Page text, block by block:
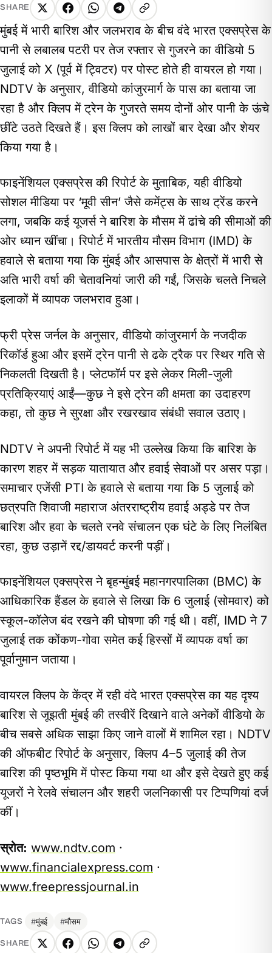
SHARE
X FacebookWhatsApp
Telegram
Copy
link
मुंबई में भारी बारिश और जलभराव के बीच वंदे भारत एक्सप्रेस के
पानी से लबालब पटरी पर तेज रफ्तार से गुजरने का वीडियो 5
जुलाई को X (पूर्व में ट्विटर) पर पोस्ट होते ही वायरल हो गया।
NDTV के अनुसार, वीडियो कांजुरमार्ग के पास का बताया जा
रहा है और क्लिप में ट्रेन के गुजरते समय दोनों ओर पानी के ऊंचे
छींटे उठते दिखते हैं। इस क्लिप को लाखों बार देखा और शेयर
किया गया है।
फाइनेंशियल एक्सप्रेस की रिपोर्ट के मुताबिक, यही वीडियो
सोशल मीडिया पर ‘मूवी सीन’ जैसे कमेंट्स के साथ ट्रेंड करने
लगा, जबकि कई यूजर्स ने बारिश के मौसम में ढांचे की सीमाओं की
ओर ध्यान खींचा। रिपोर्ट में भारतीय मौसम विभाग (IMD) के
हवाले से बताया गया कि मुंबई और आसपास के क्षेत्रों में भारी से
अति भारी वर्षा की चेतावनियां जारी की गईं, जिसके चलते निचले
इलाकों में व्यापक जलभराव हुआ।
फ्री प्रेस जर्नल के अनुसार, वीडियो कांजुरमार्ग के नजदीक
रिकॉर्ड हुआ और इसमें ट्रेन पानी से ढके ट्रैक पर स्थिर गति से
निकलती दिखती है। प्लेटफॉर्म पर इसे लेकर मिली-जुली
प्रतिक्रियाएं आईं—कुछ ने इसे ट्रेन की क्षमता का उदाहरण
कहा, तो कुछ ने सुरक्षा और रखरखाव संबंधी सवाल उठाए।
NDTV ने अपनी रिपोर्ट में यह भी उल्लेख किया कि बारिश के
कारण शहर में सड़क यातायात और हवाई सेवाओं पर असर पड़ा।
समाचार एजेंसी PTI के हवाले से बताया गया कि 5 जुलाई को
छत्रपति शिवाजी महाराज अंतरराष्ट्रीय हवाई अड्डे पर तेज
बारिश और हवा के चलते रनवे संचालन एक घंटे के लिए निलंबित
रहा, कुछ उड़ानें रद्द/डायवर्ट करनी पड़ीं।
फाइनेंशियल एक्सप्रेस ने बृहन्मुंबई महानगरपालिका (BMC) के
आधिकारिक हैंडल के हवाले से लिखा कि 6 जुलाई (सोमवार) को
स्कूल-कॉलेज बंद रखने की घोषणा की गई थी। वहीं, IMD ने 7
जुलाई तक कोंकण-गोवा समेत कई हिस्सों में व्यापक वर्षा का
पूर्वानुमान जताया।
वायरल क्लिप के केंद्र में रही वंदे भारत एक्सप्रेस का यह दृश्य
बारिश से जूझती मुंबई की तस्वीरें दिखाने वाले अनेकों वीडियो के
बीच सबसे अधिक साझा किए जाने वालों में शामिल रहा। NDTV
की ऑफबीट रिपोर्ट के अनुसार, क्लिप 4–5 जुलाई की तेज
बारिश की पृष्ठभूमि में पोस्ट किया गया था और इसे देखते हुए कई
यूजरों ने रेलवे संचालन और शहरी जलनिकासी पर टिप्पणियां दर्ज
कीं।
स्रोत: www.ndtv.com ·
www.financialexpress.com ·
www.freepressjournal.in
TAGS मुंबई मौसम
SHARE